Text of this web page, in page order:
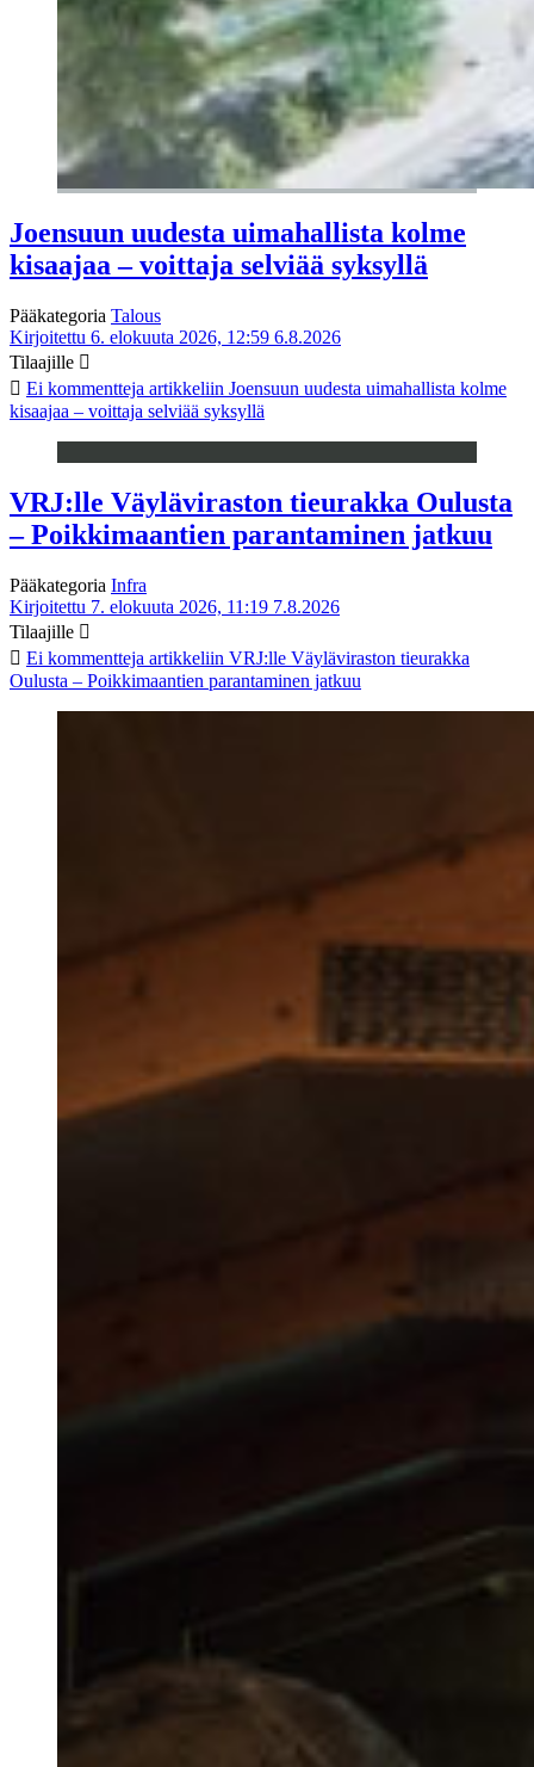
Joensuun uudesta uimahallista kolme
kisaajaa – voittaja selviää syksyllä
Pääkategoria Talous
Kirjoitettu 6. elokuuta 2026, 12:59 6.8.2026
Tilaajille
Ei kommentteja artikkeliin Joensuun uudesta uimahallista kolme
kisaajaa – voittaja selviää syksyllä
VRJ:lle Väyläviraston tieurakka Oulusta
– Poikkimaantien parantaminen jatkuu
Pääkategoria Infra
Kirjoitettu 7. elokuuta 2026, 11:19 7.8.2026
Tilaajille
Ei kommentteja artikkeliin VRJ:lle Väyläviraston tieurakka
Oulusta – Poikkimaantien parantaminen jatkuu